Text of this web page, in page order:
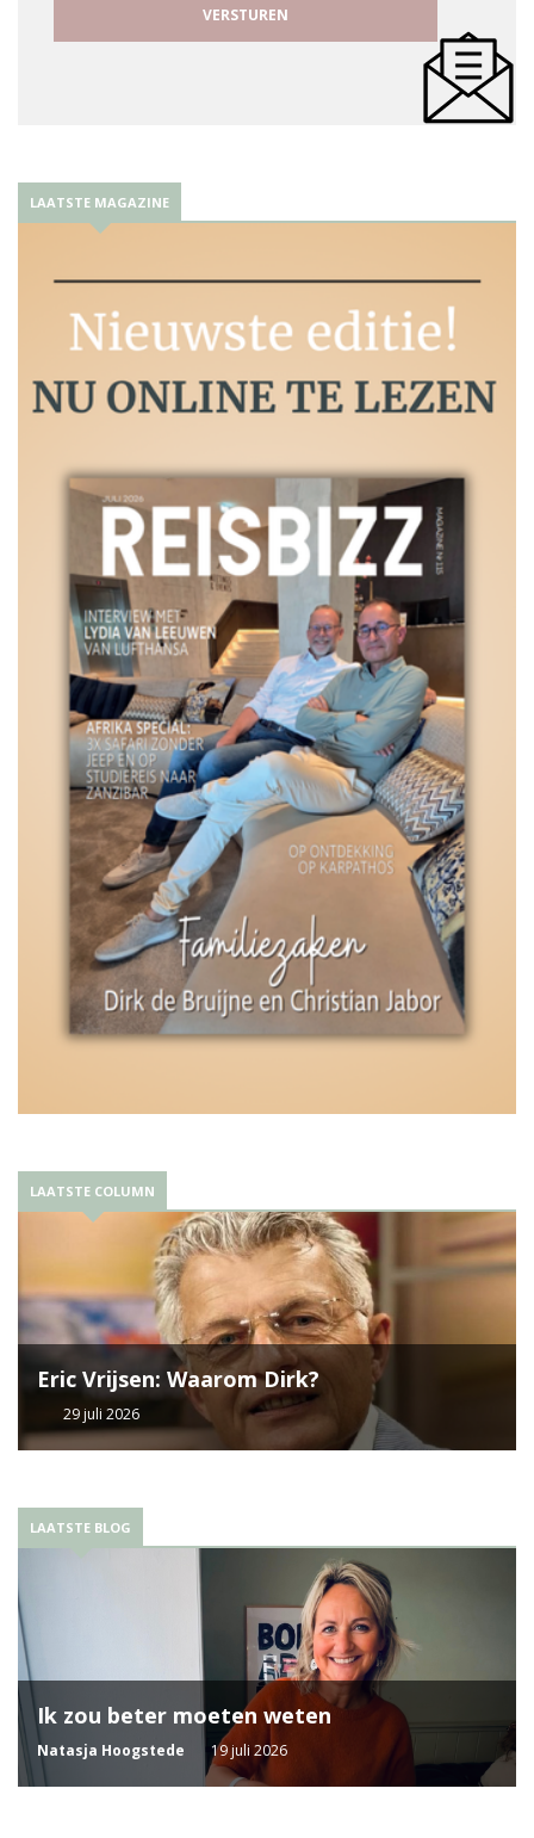
LAATSTE MAGAZINE
LAATSTE COLUMN
Eric Vrijsen: Waarom Dirk?
29 juli 2026
LAATSTE BLOG
Ik zou beter moeten weten
Natasja Hoogstede 19 juli 2026